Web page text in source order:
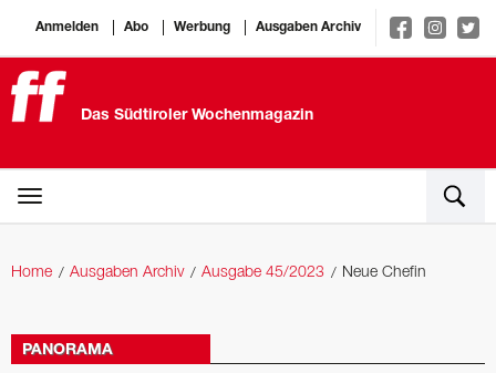
Anmelden Abo Werbung Ausgaben Archiv
Das Südtiroler Wochenmagazin
Home Ausgaben Archiv Ausgabe 45/2023 Neue Chefin
PANORAMA